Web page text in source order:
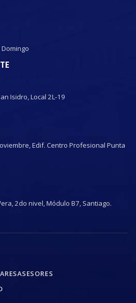
Isidro, Local 2L-19
Edif. Centro Profesional Punta
2do nivel, Módulo B7, Santiago.
ASESORES